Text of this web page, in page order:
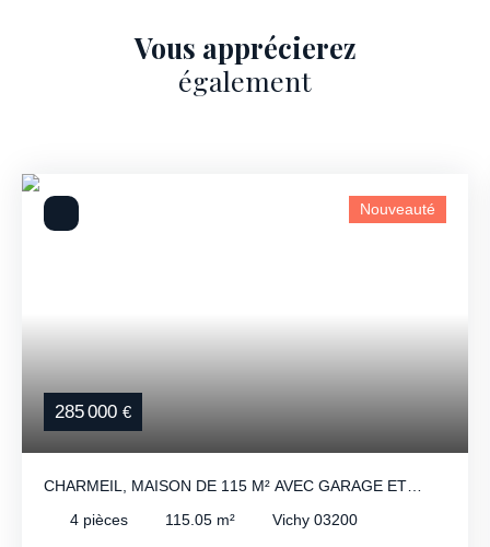
Vous apprécierez
également
285 000 €
Nouveauté
CHARMEIL, MAISON DE 115 M² AVEC GARAGE ET
4 pièces 115.05 m² Vichy 03200